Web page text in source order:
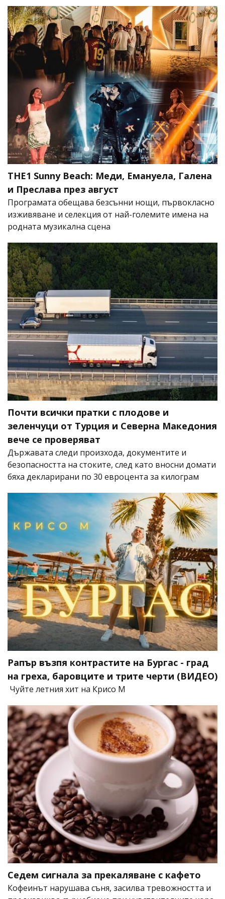
THE1 Sunny Beach: Меди, Емануела, Галена
и Преслава през август
Програмата обещава безсънни нощи, първокласно
изживяване и селекция от най-големите имена на
родната музикална сцена
Почти всички пратки с плодове и
зеленчуци от Турция и Северна Македония
вече се проверяват
Държавата следи произхода, документите и
безопасността на стоките, след като вносни домати
бяха декларирани по 30 евроцента за килограм
Рапър възпя контрастите на Бургас - град
на греха, баровците и трите черти (ВИДЕО)
Чуйте летния хит на Крисо М
Седем сигнала за прекаляване с кафето
Кофеинът нарушава съня, засилва тревожността и